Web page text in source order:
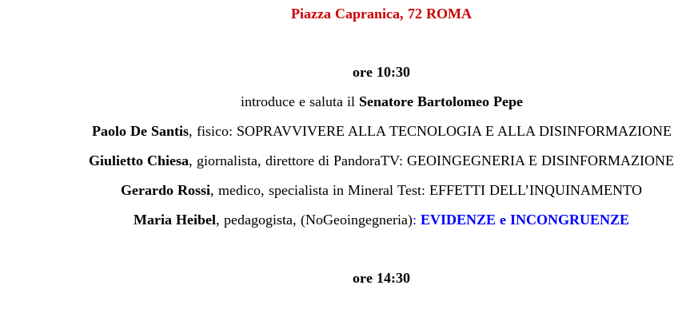
Piazza Capranica, 72 ROMA
ore 10:30
introduce e saluta il Senatore Bartolomeo Pepe
Paolo De Santis, fisico: SOPRAVVIVERE ALLA TECNOLOGIA E ALLA DISINFORMAZIONE
Giulietto Chiesa, giornalista, direttore di PandoraTV: GEOINGEGNERIA E DISINFORMAZIONE
Gerardo Rossi, medico, specialista in Mineral Test: EFFETTI DELL’INQUINAMENTO
Maria Heibel, pedagogista, (NoGeoingegneria): EVIDENZE e INCONGRUENZE
ore 14:30